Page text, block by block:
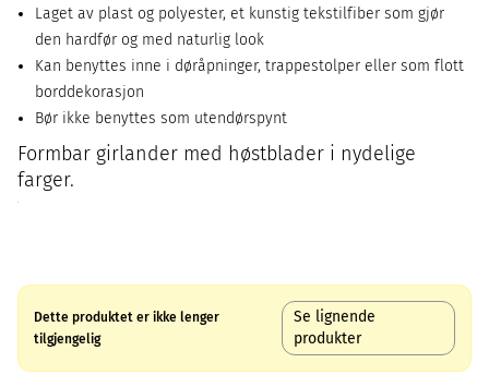
Laget av plast og polyester, et kunstig tekstilfiber som gjør
den hardfør og med naturlig look
Kan benyttes inne i døråpninger, trappestolper eller som flott
borddekorasjon
Bør ikke benyttes som utendørspynt
Formbar girlander med høstblader i nydelige
farger.
Dette produktet er ikke lenger
tilgjengelig
Se lignende
produkter